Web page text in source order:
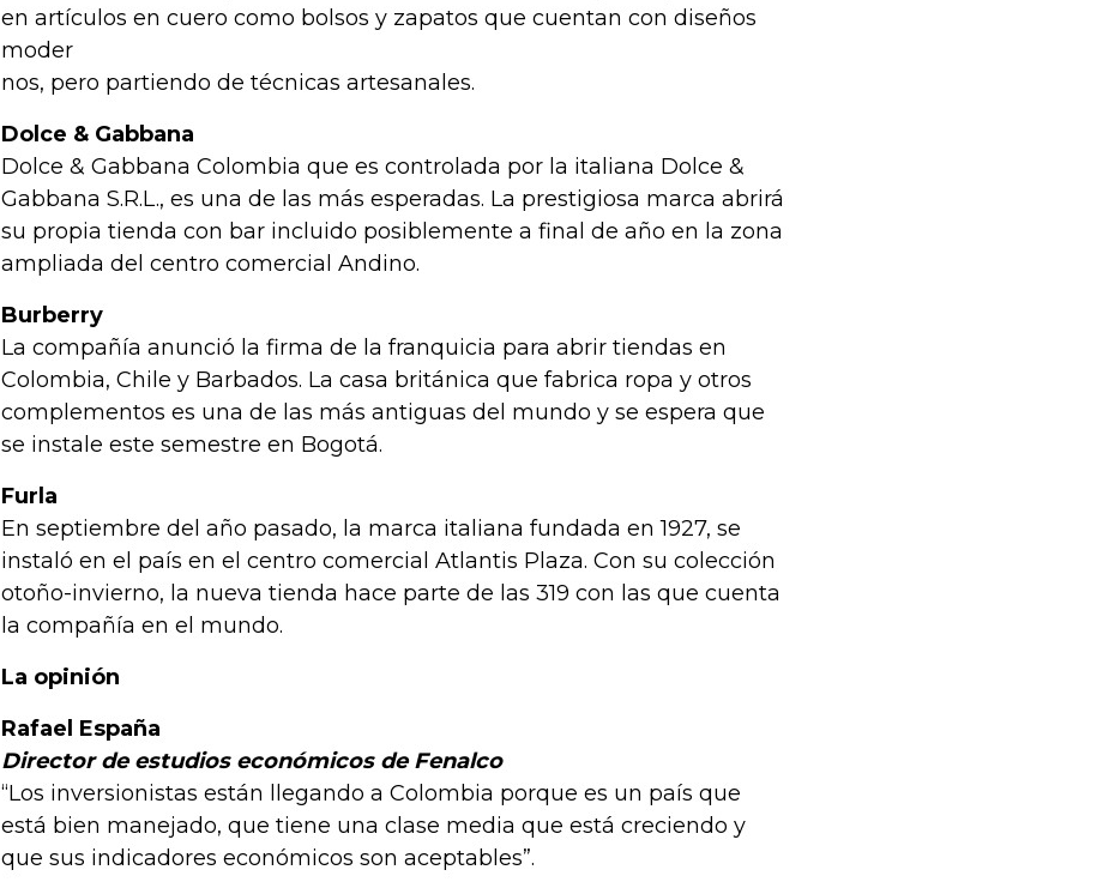
en artículos en cuero como bolsos y zapatos que cuentan con diseños
moder
nos, pero partiendo de técnicas artesanales.
Dolce & Gabbana
Dolce & Gabbana Colombia que es controlada por la italiana Dolce &
Gabbana S.R.L., es una de las más esperadas. La prestigiosa marca abrirá
su propia tienda con bar incluido posiblemente a final de año en la zona
ampliada del centro comercial Andino.
Burberry
La compañía anunció la firma de la franquicia para abrir tiendas en
Colombia, Chile y Barbados. La casa británica que fabrica ropa y otros
complementos es una de las más antiguas del mundo y se espera que
se instale este semestre en Bogotá.
Furla
En septiembre del año pasado, la marca italiana fundada en 1927, se
instaló en el país en el centro comercial Atlantis Plaza. Con su colección
otoño-invierno, la nueva tienda hace parte de las 319 con las que cuenta
la compañía en el mundo.
La opinión
Rafael España
Director de estudios económicos de Fenalco
“Los inversionistas están llegando a Colombia porque es un país que
está bien manejado, que tiene una clase media que está creciendo y
que sus indicadores económicos son aceptables”.